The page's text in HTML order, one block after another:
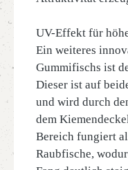
UV-Effekt für
Ein weiteres
Gummifischs ist
Dieser ist auf
und wird durch
dem
Bereich fungiert
Raubfische,